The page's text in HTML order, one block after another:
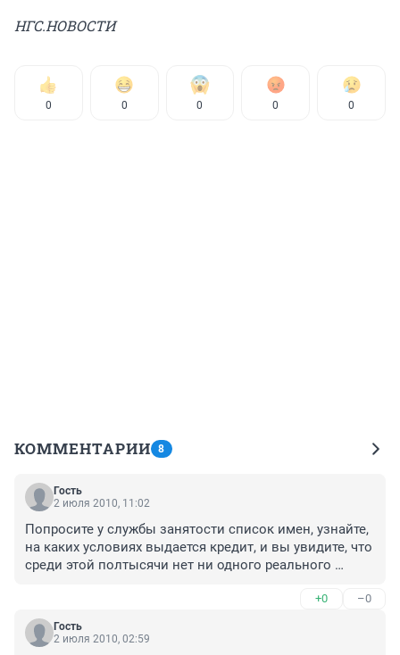
НГС.НОВОСТИ
0 0 0 0 0
КОММЕНТАРИИ 8
Гость
2 июля 2010, 11:02
Попросите у службы занятости список имен, узнайте,
на каких условиях выдается кредит, и вы увидите, что
среди этой полтысячи нет ни одного реального
+0 –0
Гость
2 июля 2010, 02:59